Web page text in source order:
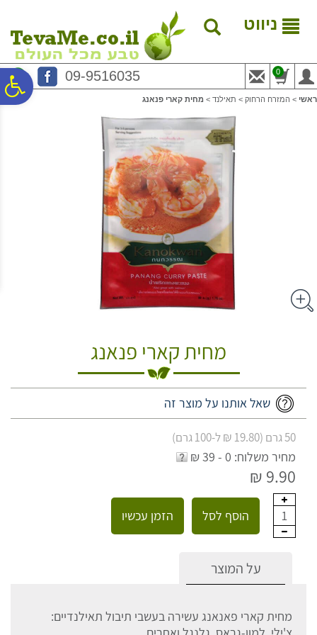
נגישות
המרכזי
ניווט
09-9516035 0
ראשי > המזרח הרחוק > תאילנד > מחית קארי פנאנג
מחית קארי פנאנג
שאל אותנו על מוצר זה
50 גרם (19.80 ₪ ל-100 גרם)
מחיר משלוח: 0 - 39 ₪
9.90 ₪
1 הוסף לסל הזמן עכשיו
על המוצר
מחית קארי פאנאנג עשירה בעשבי תיבול תאילנדיים: